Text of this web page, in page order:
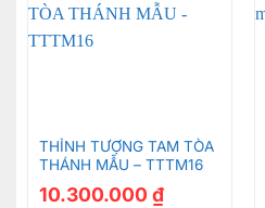
THỈNH TƯỢNG TAM TÒA
THÁNH MẪU – TTTM16
10.300.000 ₫